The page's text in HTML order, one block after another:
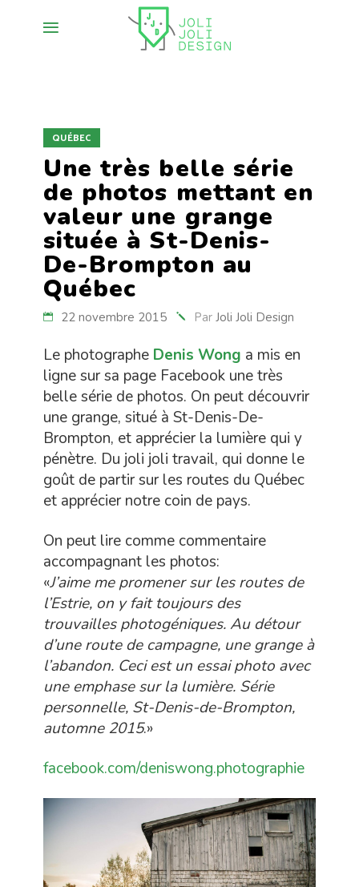
QUÉBEC
Une très belle série
de photos mettant en
valeur une grange
située à St-Denis-
De-Brompton au
Québec
22 novembre 2015 Par Joli Joli Design
Le photographe Denis Wong a mis en
ligne sur sa page Facebook une très
belle série de photos. On peut découvrir
une grange, situé à St-Denis-De-
Brompton, et apprécier la lumière qui y
pénètre. Du joli joli travail, qui donne le
goût de partir sur les routes du Québec
et apprécier notre coin de pays.
On peut lire comme commentaire
accompagnant les photos:
«J’aime me promener sur les routes de
l’Estrie, on y fait toujours des
trouvailles photogéniques. Au détour
d’une route de campagne, une grange à
l’abandon. Ceci est un essai photo avec
une emphase sur la lumière. Série
personnelle, St-Denis-de-Brompton,
automne 2015.»
facebook.com/deniswong.photographie